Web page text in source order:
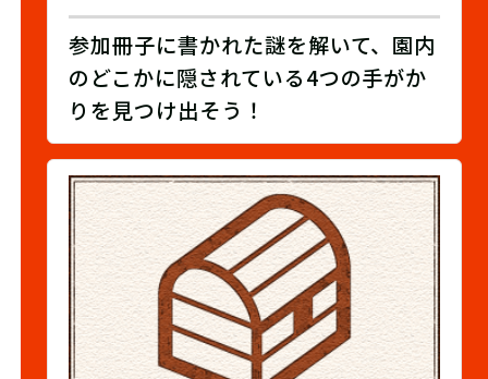
参加冊子に書かれた謎を解いて、園内
のどこかに隠されている4つの手がか
りを見つけ出そう！